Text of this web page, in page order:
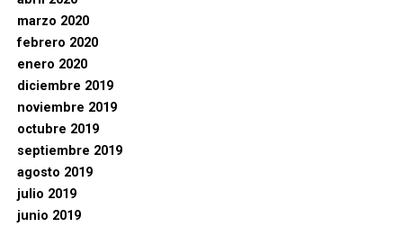
marzo 2020
febrero 2020
enero 2020
diciembre 2019
noviembre 2019
octubre 2019
septiembre 2019
agosto 2019
julio 2019
junio 2019